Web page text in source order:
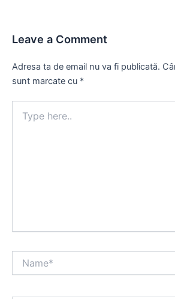
Leave a Comment
Adresa ta de email nu va fi publicată.
sunt marcate cu *
here..